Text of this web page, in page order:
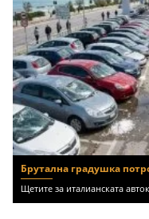
Брутална градушка
Щетите за италианската